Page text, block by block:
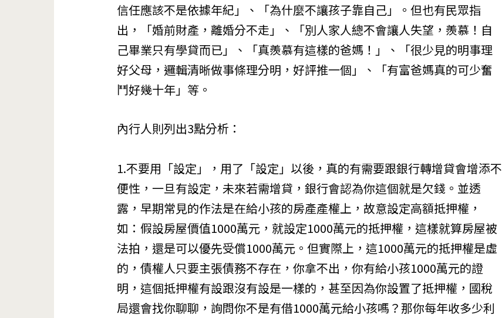
信任應該不是依據年紀」、「為什麼不讓孩子靠自己」。但也有民眾指
出，「婚前財產，離婚分不走」、「別人家人總不會讓人失望，羨慕！自
己畢業只有學貸而已」、「真羨慕有這樣的爸媽！」、「很少見的明事理
好父母，邏輯清晰做事條理分明，好評推一個」、「有富爸媽真的可少奮
鬥好幾十年」等。
內行人則列出3點分析：
1.不要用「設定」，用了「設定」以後，真的有需要跟銀行轉增貸會增添不
便性，一旦有設定，未來若需增貸，銀行會認為你這個就是欠錢。並透
露，早期常見的作法是在給小孩的房產產權上，故意設定高額抵押權，
如：假設房屋價值1000萬元，就設定1000萬元的抵押權，這樣就算房屋被
法拍，還是可以優先受償1000萬元。但實際上，這1000萬元的抵押權是虛
的，債權人只要主張債務不存在，你拿不出，你有給小孩1000萬元的證
明，這個抵押權有設跟沒有設是一樣的，甚至因為你設置了抵押權，國稅
局還會找你聊聊，詢問你不是有借1000萬元給小孩嗎？那你每年收多少利